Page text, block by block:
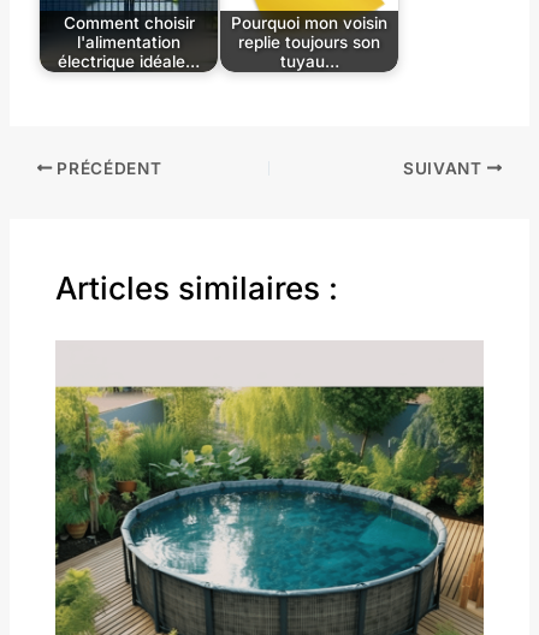
Comment choisir
l'alimentation
électrique idéale…
Pourquoi mon voisin
replie toujours son
tuyau…
PRÉCÉDENT SUIVANT
Articles similaires :